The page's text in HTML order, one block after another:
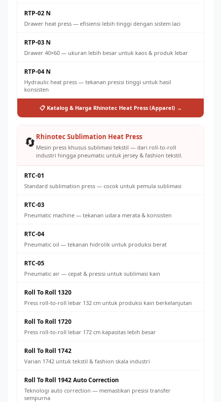
RTP-02 N
Drawer heat press — efisiensi lebih tinggi dengan sistem laci
RTP-03 N
Drawer 40×60 — ukuran lebih besar untuk kaos & produk lebar
RTP-04 N
Hydraulic heat press — tekanan presisi tinggi untuk hasil
konsisten
📋 Katalog & Harga Rhinotec Heat Press (Apparel) →
🔄 Rhinotec Sublimation Heat Press
Mesin press khusus sublimasi tekstil — dari roll-to-roll
industri hingga pneumatic untuk jersey & fashion tekstil.
RTC-01
Standard sublimation press — cocok untuk pemula sublimasi
RTC-03
Pneumatic machine — tekanan udara merata & konsisten
RTC-04
Pneumatic oil — tekanan hidrolik untuk produksi berat
RTC-05
Pneumatic air — cepat & presisi untuk sublimasi kain
Roll To Roll 1320
Press roll-to-roll lebar 132 cm untuk produksi kain berkelanjutan
Roll To Roll 1720
Press roll-to-roll lebar 172 cm kapasitas lebih besar
Roll To Roll 1742
Varian 1742 untuk tekstil & fashion skala industri
Roll To Roll 1942 Auto Correction
Teknologi auto correction — memastikan presisi transfer
sempurna